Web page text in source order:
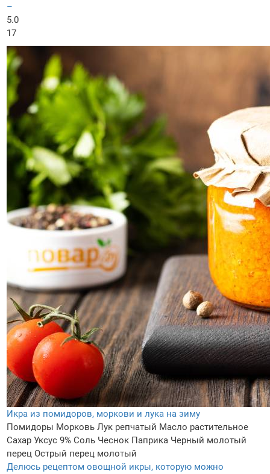
–
5.0
17
Икра из помидоров, моркови и лука на зиму
Помидоры Морковь Лук репчатый Масло растительное
Сахар Уксус 9% Соль Чеснок Паприка Черный молотый
перец Острый перец молотый
Делюсь рецептом овощной икры, которую можно